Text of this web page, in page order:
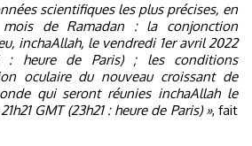
scientifiques les plus précises, en
de Ramadan : la conjonction
inchaAllah, le vendredi 1er avril 2022
: heure de Paris) ; les conditions
oculaire du nouveau croissant de
qui seront réunies inchaAllah le
GMT (23h21 : heure de Paris) », fait